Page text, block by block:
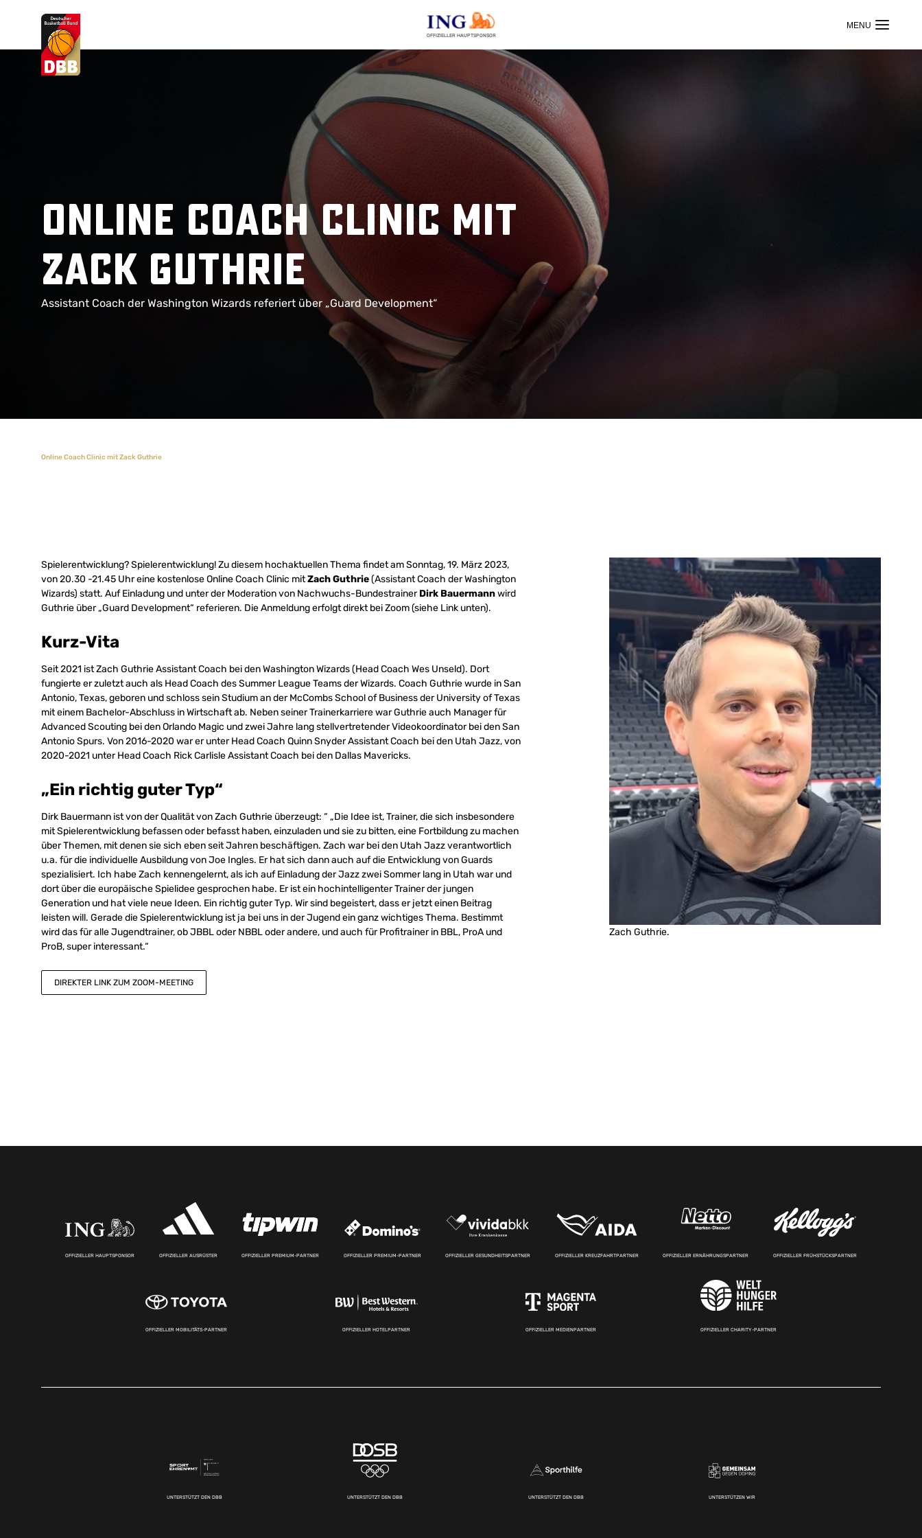
OFFIZIELLER HAUPTSPONSOR
Suchvorschläge
Online Coach Clinic mit
Zack Guthrie
Assistant Coach der Washington Wizards referiert über „Guard Development“
Online Coach Clinic mit Zack Guthrie
Spielerentwicklung? Spielerentwicklung! Zu diesem hochaktuellen Thema findet am Sonntag, 19. März 2023,
von 20.30 -21.45 Uhr eine kostenlose Online Coach Clinic mitZach Guthrie(Assistant Coach der Washington
Wizards) statt. Auf Einladung und unter der Moderation von Nachwuchs-BundestrainerDirk Bauermannwird
Guthrie über „Guard Development“ referieren. Die Anmeldung erfolgt direkt bei Zoom (siehe Link unten).
Kurz-Vita
Seit 2021 ist Zach Guthrie Assistant Coach bei den Washington Wizards (Head Coach Wes Unseld). Dort
fungierte er zuletzt auch als Head Coach des Summer League Teams der Wizards. Coach Guthrie wurde in San
Antonio, Texas, geboren und schloss sein Studium an der McCombs School of Business der University of Texas
mit einem Bachelor-Abschluss in Wirtschaft ab. Neben seiner Trainerkarriere war Guthrie auch Manager für
Advanced Scouting bei den Orlando Magic und zwei Jahre lang stellvertretender Videokoordinator bei den San
Antonio Spurs. Von 2016-2020 war er unter Head Coach Quinn Snyder Assistant Coach bei den Utah Jazz, von
2020-2021 unter Head Coach Rick Carlisle Assistant Coach bei den Dallas Mavericks.
„Ein richtig guter Typ“
Dirk Bauermann ist von der Qualität von Zach Guthrie überzeugt: “ „Die Idee ist, Trainer, die sich insbesondere
mit Spielerentwicklung befassen oder befasst haben, einzuladen und sie zu bitten, eine Fortbildung zu machen
über Themen, mit denen sie sich eben seit Jahren beschäftigen. Zach war bei den Utah Jazz verantwortlich
u.a. für die individuelle Ausbildung von Joe Ingles. Er hat sich dann auch auf die Entwicklung von Guards
spezialisiert. Ich habe Zach kennengelernt, als ich auf Einladung der Jazz zwei Sommer lang in Utah war und
dort über die europäische Spielidee gesprochen habe. Er ist ein hochintelligenter Trainer der jungen
Generation und hat viele neue Ideen. Ein richtig guter Typ. Wir sind begeistert, dass er jetzt einen Beitrag
leisten will. Gerade die Spielerentwicklung ist ja bei uns in der Jugend ein ganz wichtiges Thema. Bestimmt
wird das für alle Jugendtrainer, ob JBBL oder NBBL oder andere, und auch für Profitrainer in BBL, ProA und
ProB, super interessant.“
DIREKTER LINK ZUM ZOOM-MEETING
Zach Guthrie.
OFFIZIELLER HAUPTSPONSOR OFFIZIELLER AUSRÜSTER OFFIZIELLER PREMIUM-PARTNER OFFIZIELLER PREMIUM-PARTNER OFFIZIELLER GESUNDHEITSPARTNER OFFIZIELLER KREUZFAHRTPARTNER OFFIZIELLER ERNÄHRUNGSPARTNER OFFIZIELLER FRÜHSTÜCKSPARTNER
OFFIZIELLER MOBILITÄTS-PARTNER OFFIZIELLER HOTELPARTNER OFFIZIELLER MEDIENPARTNER OFFIZIELLER CHARITY-PARTNER
UNTERSTÜTZT DEN DBB UNTERSTÜTZT DEN DBB UNTERSTÜTZT DEN DBB UNTERSTÜTZEN WIR